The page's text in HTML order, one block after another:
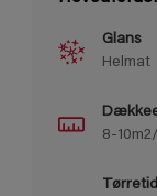
Glans
Helmat
8-